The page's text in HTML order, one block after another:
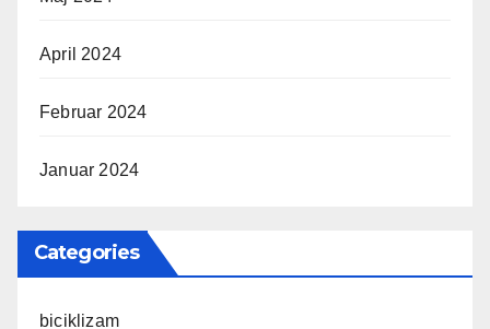
April 2024
Februar 2024
Januar 2024
Categories
biciklizam